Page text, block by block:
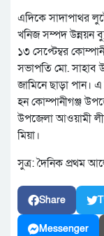
এদিকে সাদাপাথর
খনিজ সম্পদ উন্নয়ন
১৩ সেপ্টেম্বর
সভাপতি মো. সাহাব
জামিনে ছাড়া পান।
হন কোম্পানীগঞ্জ
উপজেলা আওয়ামী
মিয়া।
সুত্র: দৈনিক প্রথম
Share
Messenger